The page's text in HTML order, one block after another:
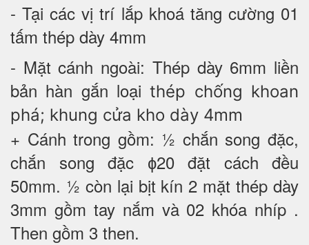
- Tại các vị trí lắp khoá tăng cường 01
tấm thép dày 4mm
- Mặt cánh ngoài: Thép dày 6mm liền
bản hàn gắn loạithép chống khoan
phá; khung cửa kho dày 4mm
+ Cánh trong gồm: ½ chắn song đặc,
chắn song đặc ɸ20 đặt cách đều
50mm. ½ còn lại bịt kín 2 mặt thép dày
3mm gồm tay nắm và 02 khóa nhíp .
Then gồm 3 then.